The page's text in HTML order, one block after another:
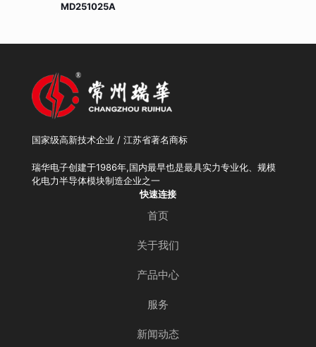
MD251025A
国家级高新技术企业 / 江苏省著名商标
瑞华电子创建于1986年,国内最早也是最具实力专业化、规模
化电力半导体模块制造企业之一
快速连接
首页
关于我们
产品中心
服务
新闻动态